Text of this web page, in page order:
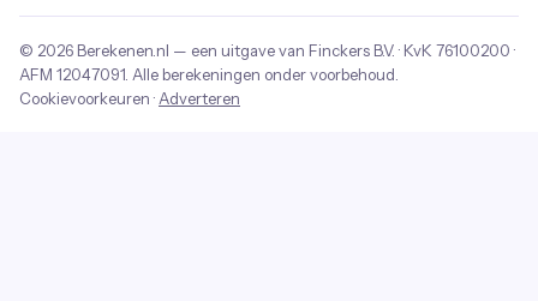
© 2026 Berekenen.nl — een uitgave van Finckers B.V. · KvK 76100200 ·
AFM 12047091 . Alle berekeningen onder voorbehoud.
Cookievoorkeuren · Adverteren